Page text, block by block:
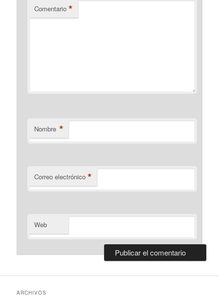
Comentario *
Nombre *
Correo electrónico *
Web
ARCHIVOS